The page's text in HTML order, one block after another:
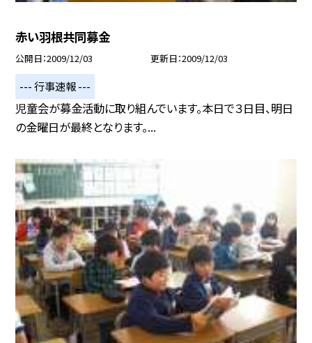
赤い羽根共同募金
公開日 2009/12/03 更新日 2009/12/03
--- 行事速報 ---
児童会が募金活動に取り組んでいます。本日で３日目、明日
の金曜日が最終となります。...